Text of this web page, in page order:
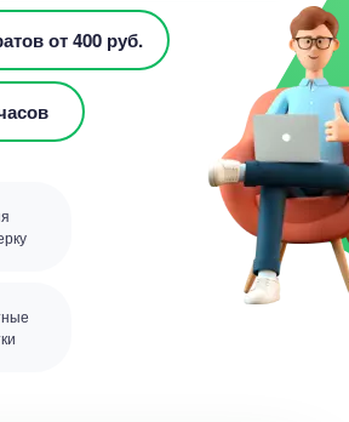
от 400 руб.